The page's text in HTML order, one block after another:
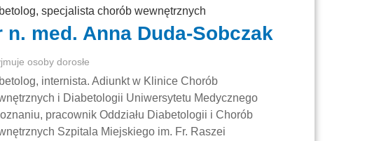
specjalista chorób wewnętrznych
n. med. Anna Duda-Sobczak
osoby dorosłe
internista. Adiunkt w Klinice Chorób
i Diabetologii Uniwersytetu Medycznego
pracownik Oddziału Diabetologii i Chorób
Szpitala Miejskiego im. Fr. Raszei